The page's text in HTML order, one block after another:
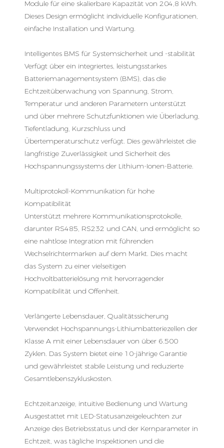
Module für eine skalierbare Kapazität von 204,8 kWh.
Dieses Design ermöglicht individuelle Konfigurationen,
einfache Installation und Wartung.
Intelligentes BMS für Systemsicherheit und -stabilität
Verfügt über ein integriertes, leistungsstarkes
Batteriemanagementsystem (BMS), das die
Echtzeitüberwachung von Spannung, Strom,
Temperatur und anderen Parametern unterstützt
und über mehrere Schutzfunktionen wie Überladung,
Tiefentladung, Kurzschluss und
Übertemperaturschutz verfügt. Dies gewährleistet die
langfristige Zuverlässigkeit und Sicherheit des
Hochspannungssystems der Lithium-Ionen-Batterie.
Multiprotokoll-Kommunikation für hohe
Kompatibilität
Unterstützt mehrere Kommunikationsprotokolle,
darunter RS485, RS232 und CAN, und ermöglicht so
eine nahtlose Integration mit führenden
Wechselrichtermarken auf dem Markt. Dies macht
das System zu einer vielseitigen
Hochvoltbatterielösung mit hervorragender
Kompatibilität und Offenheit.
Verlängerte Lebensdauer, Qualitätssicherung
Verwendet Hochspannungs-Lithiumbatteriezellen der
Klasse A mit einer Lebensdauer von über 6.500
Zyklen. Das System bietet eine 10-jährige Garantie
und gewährleistet stabile Leistung und reduzierte
Gesamtlebenszykluskosten.
Echtzeitanzeige, intuitive Bedienung und Wartung
Ausgestattet mit LED-Statusanzeigeleuchten zur
Anzeige des Betriebsstatus und der Kernparameter in
Echtzeit, was tägliche Inspektionen und die